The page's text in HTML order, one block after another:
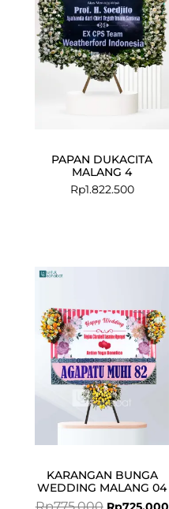
PAPAN DUKACITA
MALANG 4
Rp1.822.500
KARANGAN BUNGA
WEDDING MALANG 04
was:
Rp775.000.